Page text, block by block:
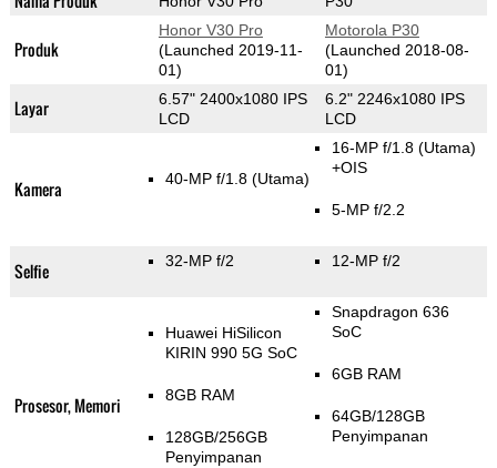
Produk
Honor V30 Pro
(Launched 2019-11-
01)
Motorola P30
(Launched 2018-08-
01)
Layar
6.57" 2400x1080 IPS
LCD
6.2" 2246x1080 IPS
LCD
Kamera 40-MP f/1.8 (Utama)
16-MP f/1.8 (Utama)
+OIS
5-MP f/2.2
Selfie 32-MP f/2 12-MP f/2
Prosesor, Memori
Huawei HiSilicon
KIRIN 990 5G SoC
8GB RAM
128GB/256GB
Penyimpanan
Snapdragon 636
SoC
6GB RAM
64GB/128GB
Penyimpanan